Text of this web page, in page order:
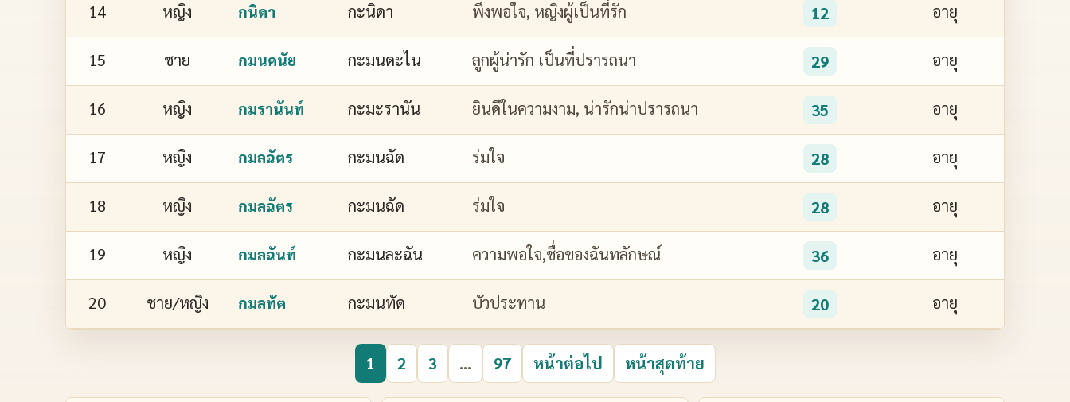
14 หญิง กนิดา กะนิดา พึงพอใจ, หญิงผู้เป็นที่รัก 12 อายุ
15 ชาย กมนดนัย กะมนดะไน ลูกผู้น่ารัก เป็นที่ปรารถนา 29 อายุ
16 หญิง กมรานันท์ กะมะรานัน ยินดีในความงาม, น่ารักน่าปรารถนา 35 อายุ
17 หญิง กมลฉัตร กะมนฉัด ร่มใจ 28 อายุ
18 หญิง กมลฉัตร กะมนฉัด ร่มใจ 28 อายุ
19 หญิง กมลฉันท์ กะมนละฉัน ความพอใจ,ชื่อของฉันทลักษณ์ 36 อายุ
20 ชาย/หญิง กมลทัต กะมนทัด บัวประทาน 20 อายุ
1 2 3 ... 97 หน้าต่อไป หน้าสุดท้าย